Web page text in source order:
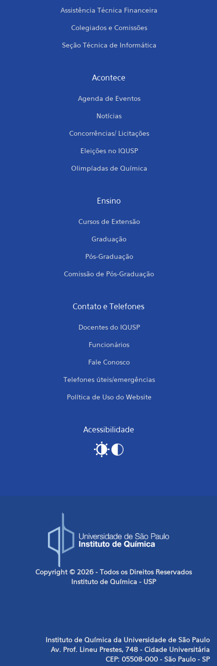
Assistência Técnica Financeira
Colegiados e Comissões
Seção Técnica de Informática
Acontece
Agenda de Eventos
Notícias
Concorrências/ Licitações
Eleições no IQUSP
Olimpíadas de Química
Ensino
Cursos de Extensão
Graduação
Pós-Graduação
Comissão de Pós-Graduação
Contato e Telefones
Docentes do IQUSP
Funcionários
Fale Conosco
Telefones úteis/emergências
Política de Uso do Website
Acessibilidade
Copyright © 2026 - Todos os Direitos Reservados
Instituto de Química - USP
Instituto de Química da Universidade de São Paulo
Av. Prof. Lineu Prestes, 748 - Cidade Universitária
CEP: 05508-000 - São Paulo - SP